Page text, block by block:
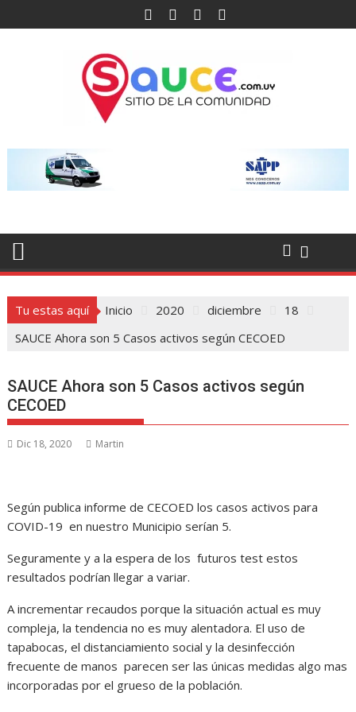
al
Tu estas aquí Inicio 2020 diciembre
18
SAUCE Ahora son 5 Casos activos según CECOED
SAUCE Ahora son 5 Casos activos según
CECOED
Dic 18, 2020 Martin
Según publica informe de CECOED los casos activos para
COVID-19 en nuestro Municipio serían 5.
Seguramente y a la espera de los futuros test estos
resultados podrían llegar a variar.
A incrementar recaudos porque la situación actual es muy
compleja, la tendencia no es muy alentadora. El uso de
tapabocas, el distanciamiento social y la desinfección
frecuente de manos parecen ser las únicas medidas algo mas
incorporadas por el grueso de la población.